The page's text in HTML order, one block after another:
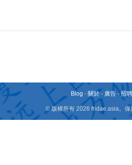
Blog - 關於 - 廣告 -招
© 版權所有 2026 fridae.asia。